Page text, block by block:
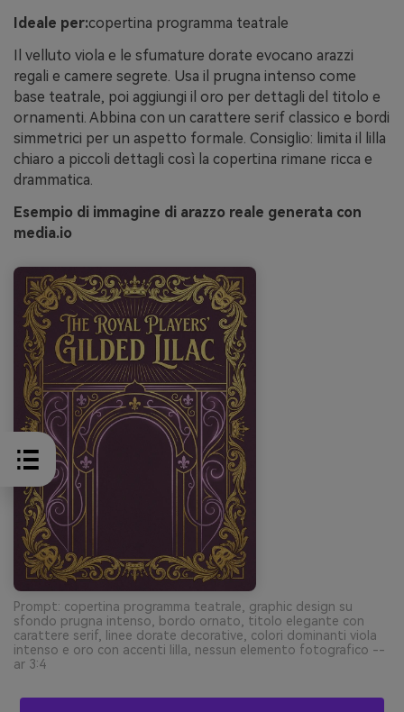
Ideale per:copertina programma teatrale
Il velluto viola e le sfumature dorate evocano arazzi
regali e camere segrete. Usa il prugna intenso come
base teatrale, poi aggiungi il oro per dettagli del titolo e
ornamenti. Abbina con un carattere serif classico e bordi
simmetrici per un aspetto formale. Consiglio: limita il lilla
chiaro a piccoli dettagli così la copertina rimane ricca e
drammatica.
Esempio di immagine di arazzo reale generata con
media.io
Prompt: copertina programma teatrale, graphic design su
sfondo prugna intenso, bordo ornato, titolo elegante con
carattere serif, linee dorate decorative, colori dominanti viola
intenso e oro con accenti lilla, nessun elemento fotografico --
ar 3:4